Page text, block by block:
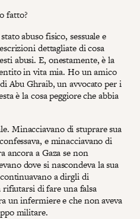
fatto?
abuso fisico, sessuale e
dettagliate di cosa
abusi. E, onestamente, è la
in vita mia. Ho un amico
Abu Ghraib, un avvocato per i
è la cosa peggiore che abbia
Minacciavano di stuprare sua
e minacciavano di
ancora a Gaza se non
dove si nascondeva la sua
a dirgli di
rifiutarsi di fare una falsa
un infermiere e che non aveva
militare.